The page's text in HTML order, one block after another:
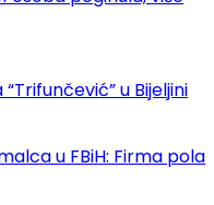
u Bijeljini
u FBiH: Firma pola